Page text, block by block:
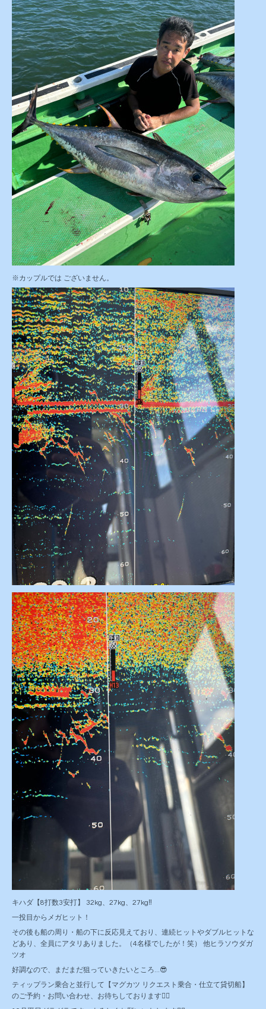
※カップルでは ございません。
キハダ【8打数3安打】 32kg、27kg、27kg‼️
一投目からメガヒット！
その後も船の周り・船の下に反応見えており、連続ヒットやダブルヒットな
どあり、全員にアタリありました。（4名様でしたが！笑） 他ヒラソウダガ
ツオ
好調なので、まだまだ狙っていきたいところ...😎
ティップラン乗合と並行して【マグカツ リクエスト乗合・仕立て貸切船】
のご予約・お問い合わせ、お待ちしております🙇‍♂️